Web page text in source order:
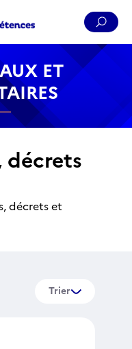
Pied de page
ET
décrets
décrets et
Trier